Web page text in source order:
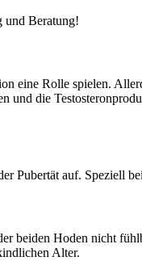
und Beratung!
eine Rolle spielen.
und die
Pubertät auf. Speziell
beiden Hoden nicht
Alter.